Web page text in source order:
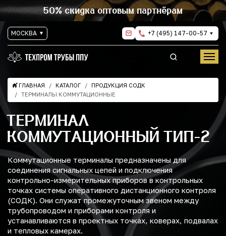
50% скидка оптовым партнёрам
МОСКВА +7 (495) 147-00-57
ГЛАВНАЯ КАТАЛОГ
ПРОДУКЦИЯ СОДК
ТЕРМИНАЛЫ КОММУТАЦИОННЫЕ
ТЕРМИНАЛ
КОММУТАЦИОННЫЙ ТИП-2
Коммутационные терминалы предназначены для
соединения сигнальных цепей и подключения
контрольно-измерительных приборов в контрольных
точках системы оперативного дистанционного контроля
(СОДК). Они служат промежуточным звеном между
трубопроводом и приборами контроля и
устанавливаются в проектных точках, коверах, подвалах
и тепловых камерах.